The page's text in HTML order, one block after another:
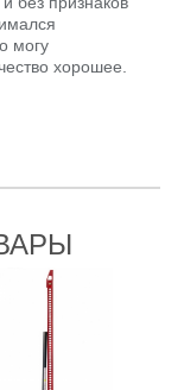
могу
хорошее.